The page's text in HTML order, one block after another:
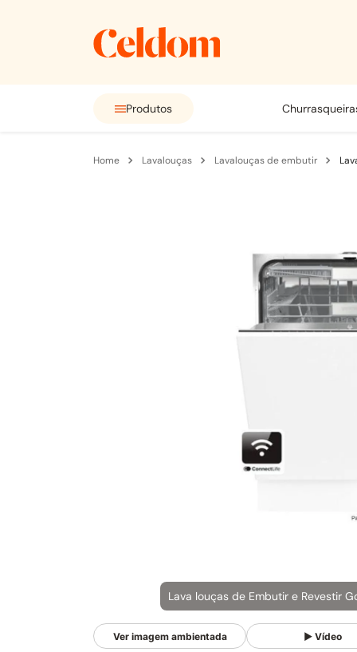
Produtos
lavalouças lavalouças de embutir
Ver imagem ambientada ▶ Vídeo